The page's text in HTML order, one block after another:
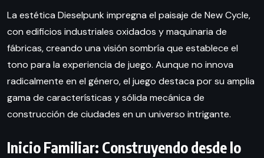
La estética Dieselpunk impregna el paisaje de New Cycle,
con edificios industriales oxidados y maquinaria de
fábricas, creando una visión sombría que establece el
tono para la experiencia de juego. Aunque no innova
radicalmente en el género, el juego destaca por su amplia
gama de características y sólida mecánica de
construcción de ciudades en un universo intrigante.
Inicio Familiar: Construyendo desde lo